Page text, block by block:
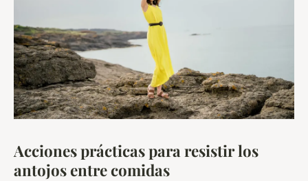
Acciones prácticas para resistir los
antojos entre comidas